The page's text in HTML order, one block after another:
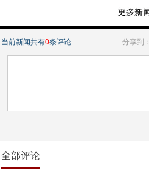
当前新闻共有0条评论 分享到：
全部评论